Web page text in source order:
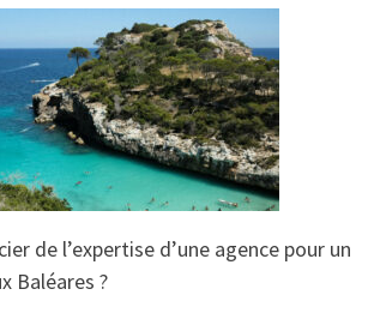
de l’expertise d’une agence pour un
Baléares ?